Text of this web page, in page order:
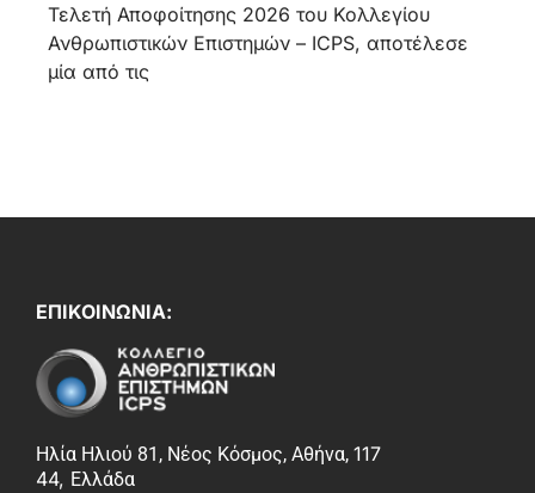
Τελετή Αποφοίτησης 2026 του Κολλεγίου
Ανθρωπιστικών Επιστημών – ICPS, αποτέλεσε
μία από τις
ΕΠΙΚΟΙΝΩΝΙΑ:
Ηλία Ηλιού 81, Νέος Κόσμος, Αθήνα, 117
44, Ελλάδα